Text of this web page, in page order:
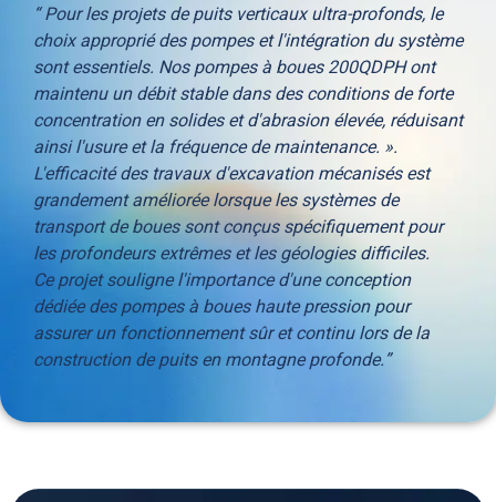
“ Pour les projets de puits verticaux ultra-profonds, le
choix approprié des pompes et l'intégration du système
sont essentiels. Nos pompes à boues 200QDPH ont
maintenu un débit stable dans des conditions de forte
concentration en solides et d'abrasion élevée, réduisant
ainsi l'usure et la fréquence de maintenance. ».
L'efficacité des travaux d'excavation mécanisés est
grandement améliorée lorsque les systèmes de
transport de boues sont conçus spécifiquement pour
les profondeurs extrêmes et les géologies difficiles.
Ce projet souligne l'importance d'une conception
dédiée des pompes à boues haute pression pour
assurer un fonctionnement sûr et continu lors de la
construction de puits en montagne profonde.”